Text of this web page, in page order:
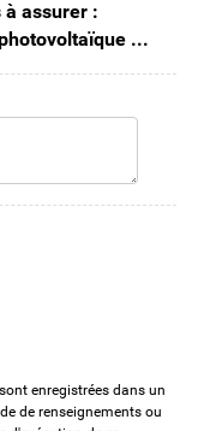
assurer :
...
enregistrées dans un
de renseignements ou